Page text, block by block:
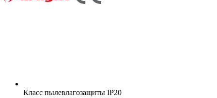
Класс пылевлагозащиты IP20